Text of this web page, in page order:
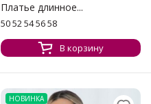
Платье длинное...
50 52 54 56 58
В корзину
НОВИНКА